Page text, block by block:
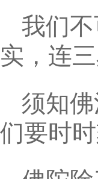
我们
实，连
须知
们要时